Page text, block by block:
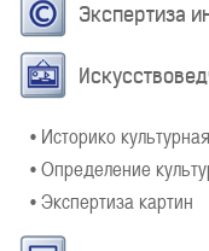
Экспертиза
• Историко
• Определение
• Экспертиза картин